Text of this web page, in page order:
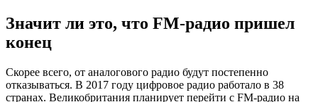
Значит ли это, что FM-радио пришел
конец
Скорее всего, от аналогового радио будут постепенно
отказываться. В 2017 году цифровое радио работало в 38
странах. Великобритания планирует перейти с FM-радио на